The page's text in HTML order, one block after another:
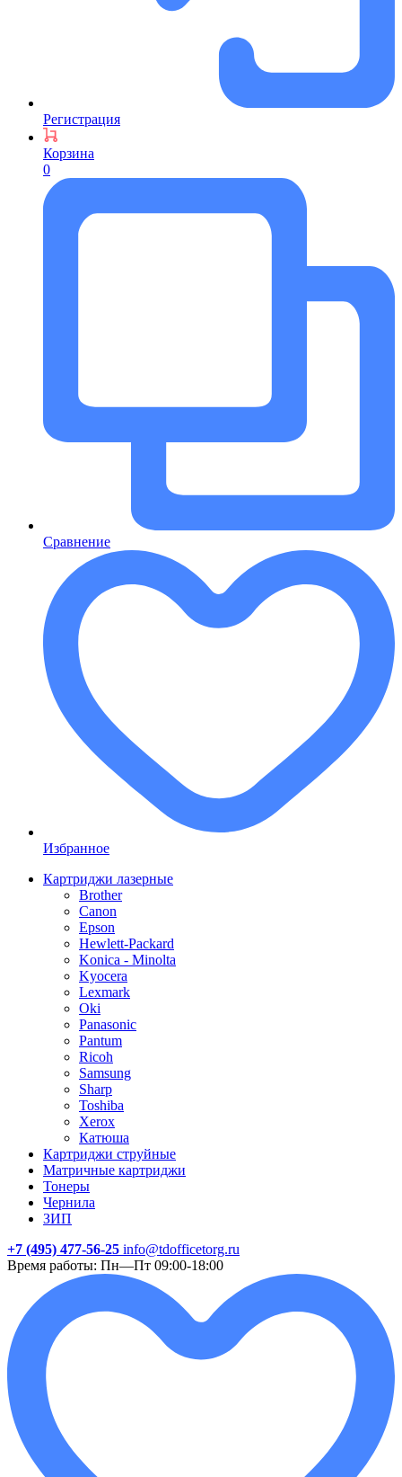
Регистрация
Корзина
0
Сравнение
Избранное
Картриджи лазерные
Brother
Canon
Epson
Hewlett-Packard
Konica - Minolta
Kyocera
Lexmark
Oki
Panasonic
Pantum
Ricoh
Samsung
Sharp
Toshiba
Xerox
Катюша
Картриджи струйные
Матричные картриджи
Тонеры
Чернила
ЗИП
+7 (495) 477-56-25 info@tdofficetorg.ru
Время работы: Пн—Пт 09:00-18:00